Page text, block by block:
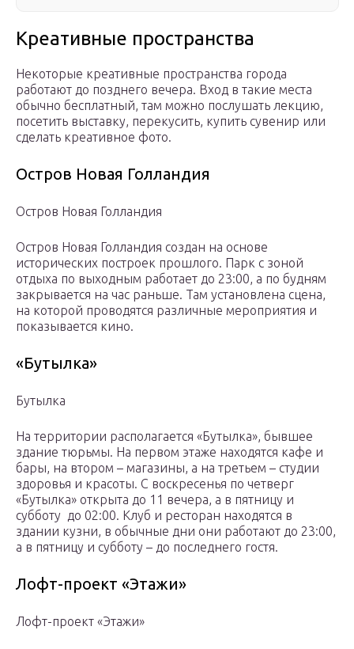
Креативные пространства
Некоторые креативные пространства города
работают до позднего вечера. Вход в такие места
обычно бесплатный, там можно послушать лекцию,
посетить выставку, перекусить, купить сувенир или
сделать креативное фото.
Остров Новая Голландия
Остров Новая Голландия
Остров Новая Голландия создан на основе
исторических построек прошлого. Парк с зоной
отдыха по выходным работает до 23:00, а по будням
закрывается на час раньше. Там установлена сцена,
на которой проводятся различные мероприятия и
показывается кино.
«Бутылка»
Бутылка
На территории располагается «Бутылка», бывшее
здание тюрьмы. На первом этаже находятся кафе и
бары, на втором – магазины, а на третьем – студии
здоровья и красоты. С воскресенья по четверг
«Бутылка» открыта до 11 вечера, а в пятницу и
субботу до 02:00. Клуб и ресторан находятся в
здании кузни, в обычные дни они работают до 23:00,
а в пятницу и субботу – до последнего гостя.
Лофт-проект «Этажи»
Лофт-проект «Этажи»